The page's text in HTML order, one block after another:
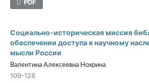
PDF
Социально-историческая миссия
обеспечении доступа к научному
мысли России
Валентина Алексеевна Нохрина
109-128